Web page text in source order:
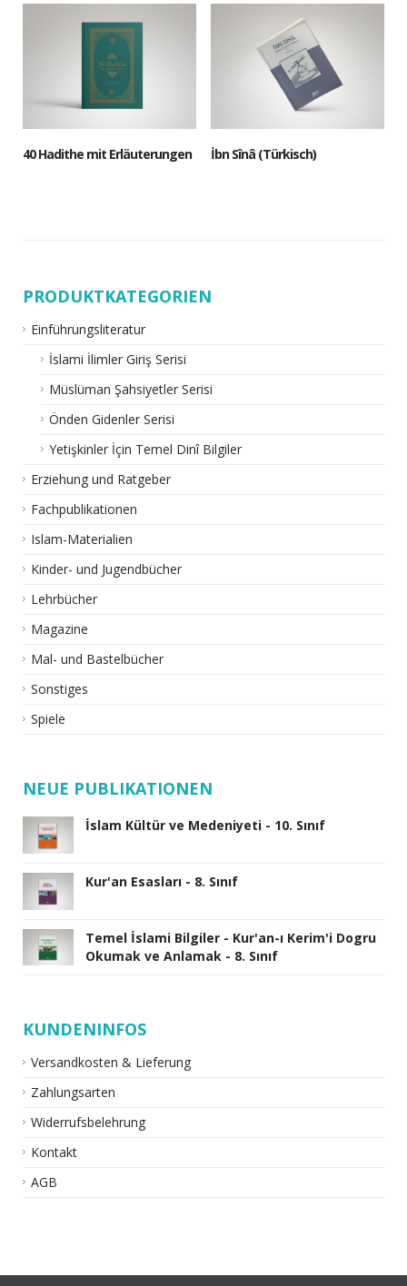
40 Hadithe mit Erläuterungen İbn Sînâ (Türkisch)
PRODUKTKATEGORIEN
Einführungsliteratur
İslami İlimler Giriş Serisi
Müslüman Şahsiyetler Serisi
Önden Gidenler Serisi
Yetişkinler İçin Temel Dinî Bilgiler
Erziehung und Ratgeber
Fachpublikationen
Islam-Materialien
Kinder- und Jugendbücher
Lehrbücher
Magazine
Mal- und Bastelbücher
Sonstiges
Spiele
NEUE PUBLIKATIONEN
İslam Kültür ve Medeniyeti - 10. Sınıf
Kur'an Esasları - 8. Sınıf
Temel İslami Bilgiler - Kur'an-ı Kerim'i Dogru
Okumak ve Anlamak - 8. Sınıf
KUNDENINFOS
Versandkosten & Lieferung
Zahlungsarten
Widerrufsbelehrung
Kontakt
AGB